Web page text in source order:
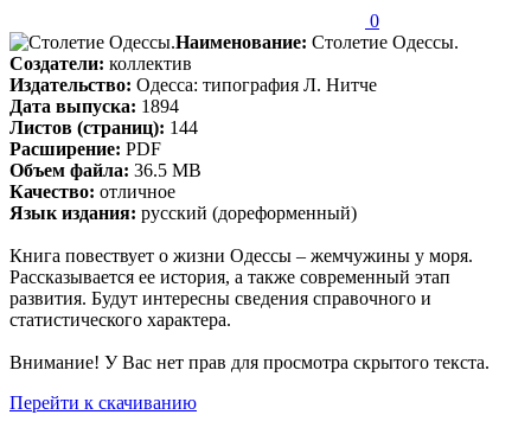
0
Наименование: Столетие Одессы.
Создатели: коллектив
Издательство: Одесса: типография Л. Нитче
Дата выпуска: 1894
Листов (страниц): 144
Расширение: PDF
Объем файла: 36.5 MB
Качество: отличное
Язык издания: русский (дореформенный)
Книга повествует о жизни Одессы – жемчужины у моря.
Рассказывается ее история, а также современный этап
развития. Будут интересны сведения справочного и
статистического характера.
Внимание! У Вас нет прав для просмотра скрытого текста.
Перейти к скачиванию